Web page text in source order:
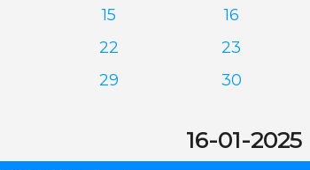
15 16
22 23
29 30
16-01-2025